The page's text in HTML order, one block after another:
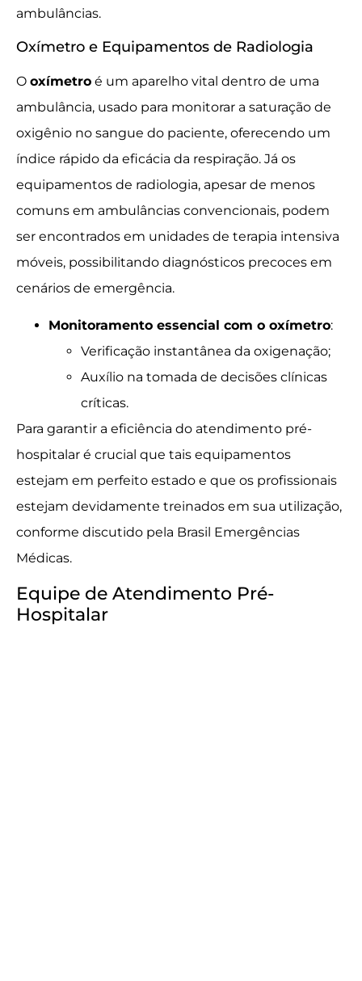
ambulâncias.
Oxímetro e Equipamentos de Radiologia
O oxímetro é um aparelho vital dentro de uma
ambulância, usado para monitorar a saturação de
oxigênio no sangue do paciente, oferecendo um
índice rápido da eficácia da respiração. Já os
equipamentos de radiologia, apesar de menos
comuns em ambulâncias convencionais, podem
ser encontrados em unidades de terapia intensiva
móveis, possibilitando diagnósticos precoces em
cenários de emergência.
Monitoramento essencial com o oxímetro:
Verificação instantânea da oxigenação;
Auxílio na tomada de decisões clínicas
críticas.
Para garantir a eficiência do atendimento pré-
hospitalar é crucial que tais equipamentos
estejam em perfeito estado e que os profissionais
estejam devidamente treinados em sua utilização,
conforme discutido pela Brasil Emergências
Médicas.
Equipe de Atendimento Pré-
Hospitalar